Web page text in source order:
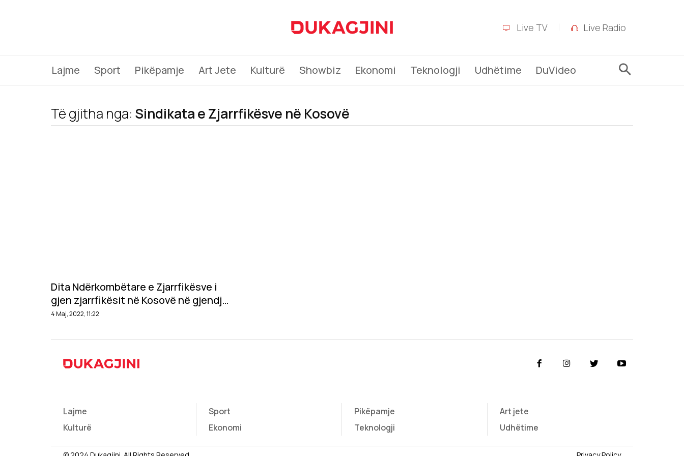
Live TV Live Radio
Lajme Sport Pikëpamje Art Jete Kulturë Showbiz Ekonomi Teknologji Udhëtime DuVideo
Të gjitha nga: Sindikata e Zjarrfikësve në Kosovë
Dita Ndërkombëtare e Zjarrfikësve i
gjen zjarrfikësit në Kosovë në gjendje
të rënduar
4 Maj, 2022, 11:22
Lajme
Kulturë
Sport
Ekonomi
Pikëpamje
Teknologji
Art jete
Udhëtime